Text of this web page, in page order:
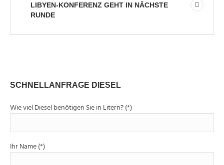
LIBYEN-KONFERENZ GEHT IN NÄCHSTE
RUNDE
SCHNELLANFRAGE DIESEL
Wie viel Diesel benötigen Sie in Litern? (*)
Ihr Name (*)